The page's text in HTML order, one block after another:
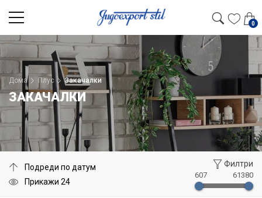
0
Дома Плус Закачалки
ЗАКАЧАЛКИ
Филтри
607 61380